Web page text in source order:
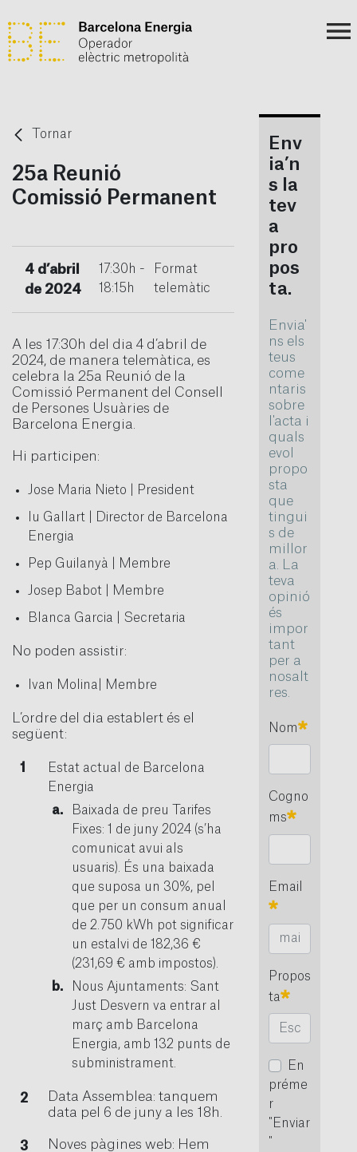
Tornar
25a Reunió
Comissió Permanent
4 d’abril
de 2024
17:30h -
18:15h
Format
telemàtic
A les 17:30h del dia 4 d’abril de
2024, de manera telemàtica, es
celebra la 25a Reunió de la
Comissió Permanent del Consell
de Persones Usuàries de
Barcelona Energia.
Hi participen:
Jose Maria Nieto | President
Iu Gallart | Director de Barcelona
Energia
Pep Guilanyà | Membre
Josep Babot | Membre
Blanca Garcia | Secretaria
No poden assistir:
Ivan Molina| Membre
L’ordre del dia establert és el
següent:
Estat actual de Barcelona
Energia
Baixada de preu Tarifes
Fixes: 1 de juny 2024 (s’ha
comunicat avui als
usuaris). És una baixada
que suposa un 30%, pel
que per un consum anual
de 2.750 kWh pot significar
un estalvi de 182,36 €
(231,69 € amb impostos).
Nous Ajuntaments: Sant
Just Desvern va entrar al
març amb Barcelona
Energia, amb 132 punts de
subministrament.
Data Assemblea: tanquem
data pel 6 de juny a les 18h.
Noves pàgines web: Hem
Env
ia’n
s la
tev
a
pro
pos
ta.
Envia'
ns els
teus
come
ntaris
sobre
l'acta i
quals
evol
propo
sta
que
tingui
s de
millor
a. La
teva
opinió
és
impor
tant
per a
nosalt
res.
Nom
Cogno
ms
Obligatori
Email
Obligatori
Propos
ta
Obligatori
En
préme
r
"Enviar
"